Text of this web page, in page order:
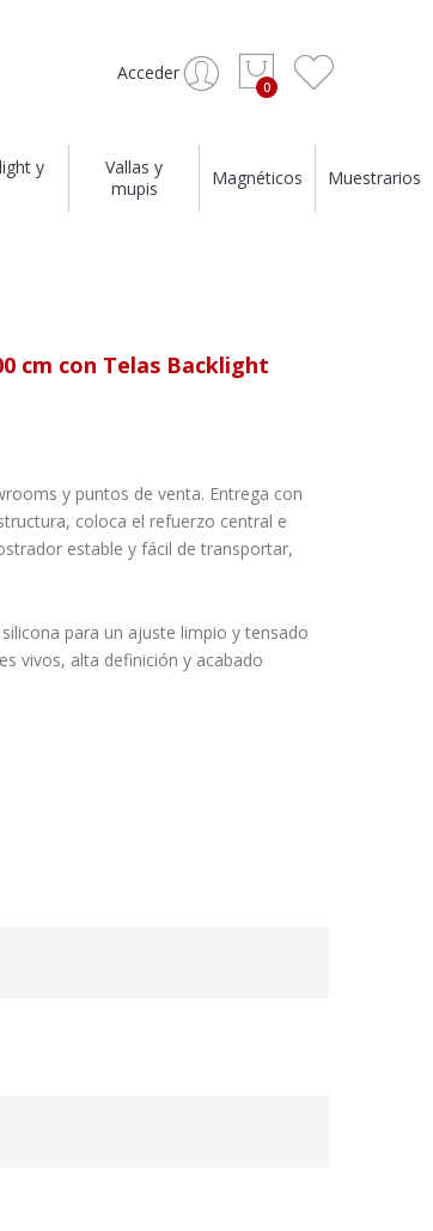
Acceder
y
Vallas y
mupis
Magnéticos Muestrarios
cm con Telas Backlight
y puntos de venta. Entrega con
coloca el refuerzo central e
estable y fácil de transportar,
para un ajuste limpio y tensado
vivos, alta definición y acabado